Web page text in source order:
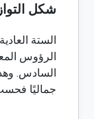
شكل
الستة
الرؤوس
جماليًا